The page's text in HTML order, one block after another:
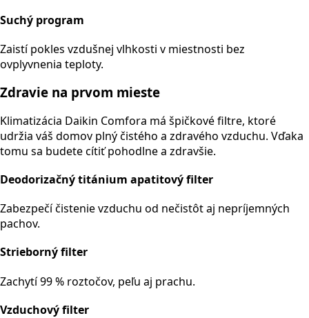
Suchý program
Zaistí pokles vzdušnej vlhkosti v miestnosti bez
ovplyvnenia teploty.
Zdravie na prvom mieste
Klimatizácia Daikin Comfora má špičkové filtre, ktoré
udržia váš domov plný čistého a zdravého vzduchu. Vďaka
tomu sa budete cítiť pohodlne a zdravšie.
Deodorizačný titánium apatitový filter
Zabezpečí čistenie vzduchu od nečistôt aj nepríjemných
pachov.
Strieborný filter
Zachytí 99 % roztočov, peľu aj prachu.
Vzduchový filter